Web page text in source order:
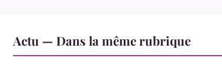
Actu — Dans la même rubrique